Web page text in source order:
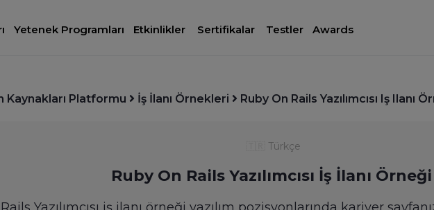
Yetenek Programları Etkinlikler Sertifikalar Testler Awards
Kaynakları Platformu İş İlanı Örnekleri Ruby On Rails Yazılımcısı Iş Ilanı
Türkçe
Ruby On Rails Yazılımcısı İş İlanı Örneği